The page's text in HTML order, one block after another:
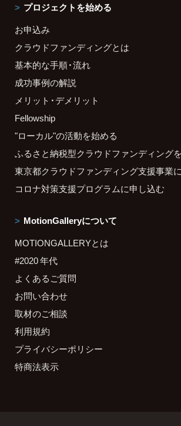
プロジェクトを始める
お申込み
クラウドファンディングとは
基本的な手順・流れ
成功事例の解説
メリット・デメリット
Fellowship
"ローカル"の活動を始める
ふるさと納税型クラウドファンディング
東京都クラウドファンディング支援事業
コロナ対策支援プログラムに申し込む
MotionGalleryについて
MOTIONGALLERYとは
#2020 年代
よくあるご質問
お問い合わせ
取材のご相談
利用規約
プライバシーポリシー
特商法表示